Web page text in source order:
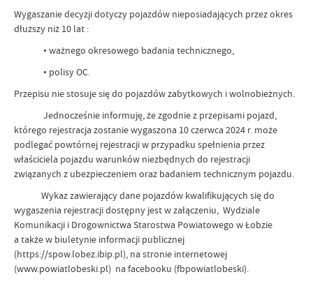
Wygaszanie decyzji dotyczy pojazdów nieposiadających przez okres
dłuższy niż 10 lat :
• ważnego okresowego badania technicznego,
• polisy OC.
Przepisu nie stosuje się do pojazdów zabytkowych i wolnobieżnych.
Jednocześnie informuję, że zgodnie z przepisami pojazd,
którego rejestracja zostanie wygaszona 10 czerwca 2024 r. może
podlegać powtórnej rejestracji w przypadku spełnienia przez
właściciela pojazdu warunków niezbędnych do rejestracji
związanych z ubezpieczeniem oraz badaniem technicznym pojazdu.
Wykaz zawierający dane pojazdów kwalifikujących się do
wygaszenia rejestracji dostępny jest w załączeniu, Wydziale
Komunikacji i Drogownictwa Starostwa Powiatowego w Łobzie
a także w biuletynie informacji publicznej
(https://spow.lobez.ibip.pl), na stronie internetowej
(www.powiatlobeski.pl) na facebooku (fbpowiatlobeski).